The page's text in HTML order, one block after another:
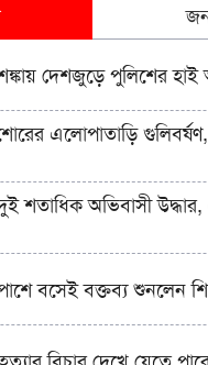
দেশজুড়ে পুলিশের হাই
এলোপাতাড়ি
শতাধিক অভিবাসী
বসেই বক্তব্য শুনলেন